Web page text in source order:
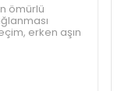
ömürlü
erken aşın